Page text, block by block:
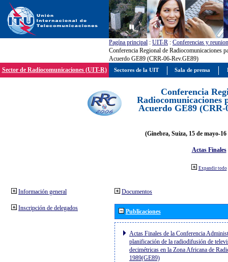
Pagína principal : UIT-R : Conferencias y
Conferencia Regional de Radiocomunicaciones
Acuerdo GE89 (CRR-06-Rev.GE89)
Sector de Radiocomunicaciones (UIT-R)
Conferencia
Radiocomunicaciones
Acuerdo GE89 (CRR-
(Ginebra, Suiza, 15 de mayo-
Actas Finales
Expandir todo
Información general
Inscripción de delegados
Documentos
Publicaciones
Actas Finales de la Conferencia
planificación de la radiodifusión de
decimétricas en la Zona Africana de
1989(GE89)
Sectores de la UIT Sala de prensa